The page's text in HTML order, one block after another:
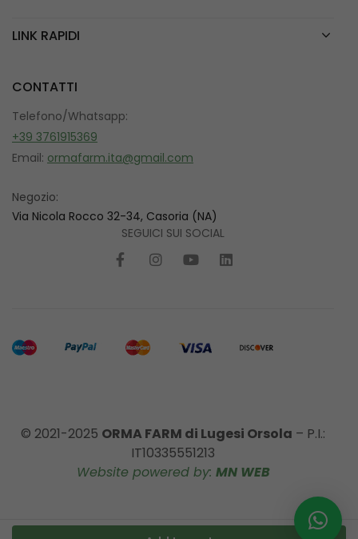
LINK RAPIDI
CONTATTI
Telefono/Whatsapp:
+39 3761915369
Email: ormafarm.ita@gmail.com
Negozio:
Via Nicola Rocco 32-34, Casoria (NA)
SEGUICI SUI SOCIAL
© 2021-2025 ORMA FARM di Lugesi Orsola – P.I.:
IT10335551213
Website powered by: MN WEB